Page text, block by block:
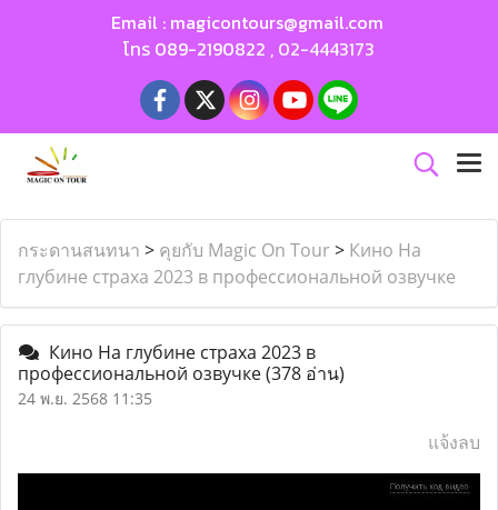
Email : magicontours@gmail.com
โทร 089-2190822 , 02-4443173
กระดานสนทนา > คุยกับ Magic On Tour > Кино На
глубине страха 2023 в профессиональной озвучке
Кино На глубине страха 2023 в
профессиональной озвучке(378 อ่าน)
24 พ.ย. 2568 11:35
แจ้งลบ